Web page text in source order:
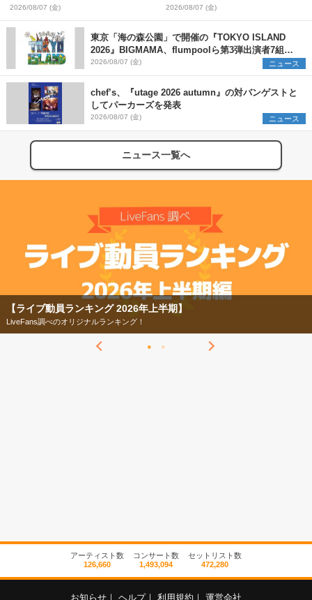
月より開催決定
2026/08/07 (金)
第11弾出演アーティスト（16組）
を発表
2026/08/07 (金)
東京「海の森公園」で開催の『TOKYO ISLAND
2026』BIGMAMA、flumpoolら第3弾出演者7組を
発表 ワークショップ・アート出展者を募集
2026/08/07 (金) ニュース
chef’s、『utage 2026 autumn』の対バンゲストと
してパーカーズを発表
2026/08/07 (金) ニュース
ニュース一覧へ
【ライブ動員ランキング 2026年上半期】
LiveFans調べのオリジナルランキング！
アーティスト数
126,660
コンサート数
1,493,094
セットリスト数
472,280
お知らせ ｜ ヘルプ｜ 利用規約 ｜ 運営会社